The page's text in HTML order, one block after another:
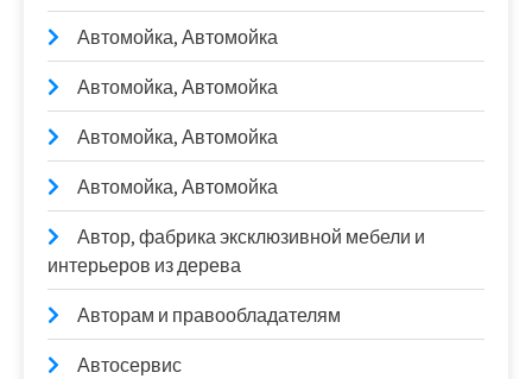
Автомойка, Автомойка
Автомойка, Автомойка
Автомойка, Автомойка
Автомойка, Автомойка
Автор, фабрика эксклюзивной мебели и
интерьеров из дерева
Авторам и правообладателям
Автосервис